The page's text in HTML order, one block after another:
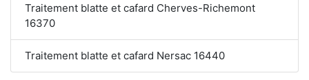
Traitement blatte et cafard Cherves-Richemont
16370
Traitement blatte et cafard Nersac 16440